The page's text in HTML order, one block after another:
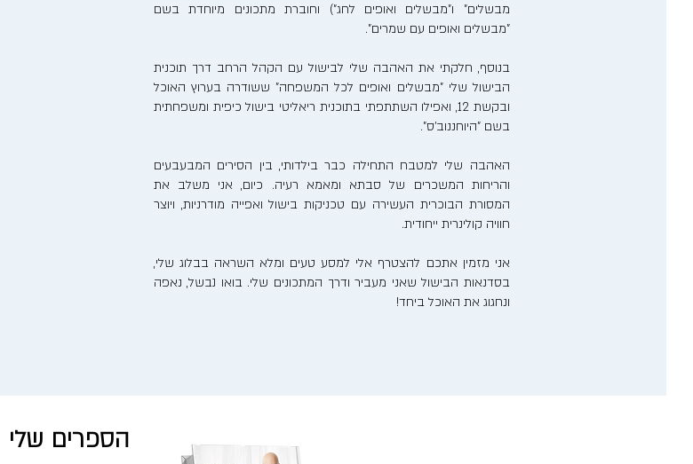
מבשלים" ו"מבשלים ואופים לחג") וחוברת מתכונים מיוחדת בשם
"מבשלים ואופים עם שמרים".
בנוסף, חלקתי את האהבה שלי לבישול עם הקהל הרחב דרך תוכנית
הבישול שלי "מבשלים ואופים לכל המשפחה" ששודרה בערוץ האוכל
ובקשת 12, ואפילו השתתפתי בתוכנית ריאליטי בישול כיפית ומשפחתית
בשם "היוחננוב'ס".
האהבה שלי למטבח התחילה כבר בילדותי, בין הסירים המבעבעים
והריחות המשכרים של סבתא ומאמא רעיה. כיום, אני משלב את
המסורת הבוכרית העשירה עם טכניקות בישול ואפייה מודרניות, ויוצר
חוויה קולינרית ייחודית.
אני מזמין אתכם להצטרף אלי למסע טעים ומלא השראה בבלוג שלי,
בסדנאות הבישול שאני מעביר ודרך המתכונים שלי. בואו נבשל, נאפה
ונחגוג את האוכל ביחד!
הספרים שלי